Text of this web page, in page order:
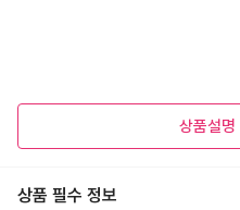
상품설명
상품 필수 정보